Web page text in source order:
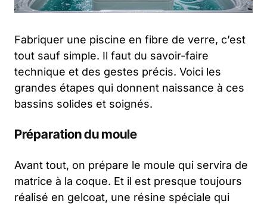
Fabriquer une piscine en fibre de verre, c’est
tout sauf simple. Il faut du savoir-faire
technique et des gestes précis. Voici les
grandes étapes qui donnent naissance à ces
bassins solides et soignés.
Préparation du moule
Avant tout, on prépare le moule qui servira de
matrice à la coque. Et il est presque toujours
réalisé en gelcoat, une résine spéciale qui